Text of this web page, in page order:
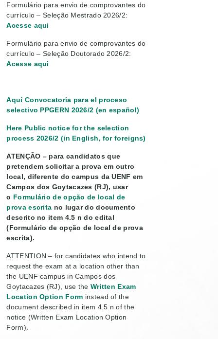
Formulário para envio de comprovantes do
currículo – Seleção Mestrado 2026/2:
Acesse aqui
Formulário para envio de comprovantes do
currículo – Seleção Doutorado 2026/2:
Acesse aqui
Aquí Convocatoria para el proceso
selectivo PPGERN 2026/2 (en español)
Here Public notice for the selection
process 2026/2 (in English, for foreigns)
ATENÇÃO – para candidatos que
pretendem solicitar a prova em outro
local, diferente do campus da UENF em
Campos dos Goytacazes (RJ), usar
o Formulário de opção de local de
prova escrita no lugar do documento
descrito no item 4.5 n do edital
(Formulário de opção de local de prova
escrita).
ATTENTION – for candidates who intend to
request the exam at a location other than
the UENF campus in Campos dos
Goytacazes (RJ), use the Written Exam
Location Option Form instead of the
document described in item 4.5 n of the
notice (Written Exam Location Option
Form).